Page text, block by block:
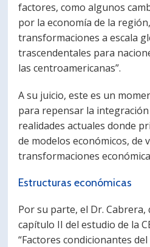
factores, como algunos
por la economía de la
transformaciones a escala
trascendentales para
las centroamericanas”.
A su juicio, este es un
para repensar la
realidades actuales donde
de modelos económicos, de
transformaciones
Estructuras económicas
Por su parte, el Dr.
capítulo II del estudio de la
“Factores condicionantes